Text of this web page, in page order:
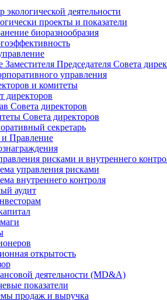
экологической деятельности
проекты и показатели
биоразнообразия
Председателя Совета
управления
и комитеты
директоров
Совета директоров
Совета директоров
секретарь
и Правление
рисками и внутреннего
управления рисками
внутреннего контроля
аудит
открытость
деятельности (MD&A)
показатели
продаж и выручка